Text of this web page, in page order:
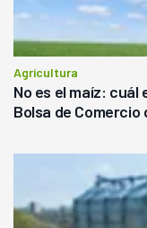
Agricultura
No es el maíz:
Bolsa de Comercio